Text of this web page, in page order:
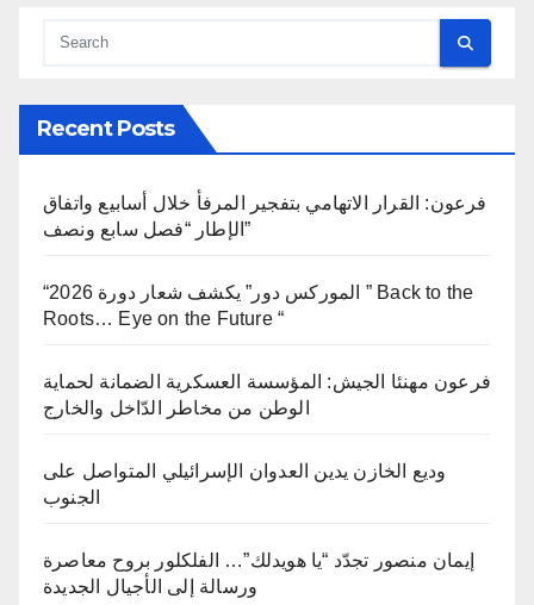
Recent Posts
فرعون: القرار الاتهامي بتفجير المرفأ خلال أسابيع واتفاق
الإطار “فصل سابع ونصف”
“الموركس دور” يكشف شعار دورة 2026 ” Back to the
Roots… Eye on the Future “
فرعون مهنئا الجيش: المؤسسة العسكرية الضمانة لحماية
الوطن من مخاطر الدّاخل والخارج
وديع الخازن يدين العدوان الإسرائيلي المتواصل على
الجنوب
إيمان منصور تجدّد “يا هويدلك”… الفلكلور بروح معاصرة
ورسالة إلى الأجيال الجديدة